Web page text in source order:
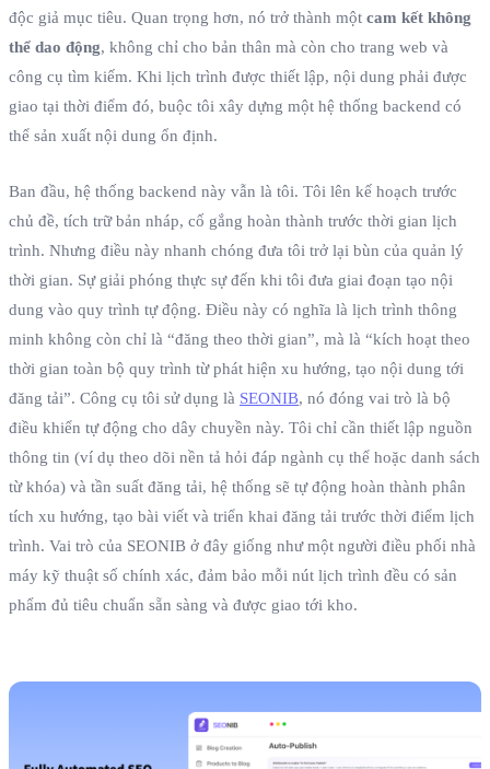
độc giả mục tiêu. Quan trọng hơn, nó trở thành một cam kết không
thể dao động, không chỉ cho bản thân mà còn cho trang web và
công cụ tìm kiếm. Khi lịch trình được thiết lập, nội dung phải được
giao tại thời điểm đó, buộc tôi xây dựng một hệ thống backend có
thể sản xuất nội dung ổn định.
Ban đầu, hệ thống backend này vẫn là tôi. Tôi lên kế hoạch trước
chủ đề, tích trữ bản nháp, cố gắng hoàn thành trước thời gian lịch
trình. Nhưng điều này nhanh chóng đưa tôi trở lại bùn của quản lý
thời gian. Sự giải phóng thực sự đến khi tôi đưa giai đoạn tạo nội
dung vào quy trình tự động. Điều này có nghĩa là lịch trình thông
minh không còn chỉ là “đăng theo thời gian”, mà là “kích hoạt theo
thời gian toàn bộ quy trình từ phát hiện xu hướng, tạo nội dung tới
đăng tải”. Công cụ tôi sử dụng là SEONIB, nó đóng vai trò là bộ
điều khiển tự động cho dây chuyền này. Tôi chỉ cần thiết lập nguồn
thông tin (ví dụ theo dõi nền tả hỏi đáp ngành cụ thể hoặc danh sách
từ khóa) và tần suất đăng tải, hệ thống sẽ tự động hoàn thành phân
tích xu hướng, tạo bài viết và triển khai đăng tải trước thời điểm lịch
trình. Vai trò của SEONIB ở đây giống như một người điều phối nhà
máy kỹ thuật số chính xác, đảm bảo mỗi nút lịch trình đều có sản
phẩm đủ tiêu chuẩn sẵn sàng và được giao tới kho.